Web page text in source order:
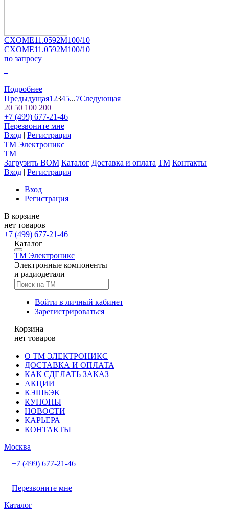
CXOME11.0592M100/10
CXOME11.0592M100/10
по запросу
Подробнее
Предыдущая1 2345...7Следующая
20 50 100 200
+7 (499) 677-21-46
Перезвоните мне
Вход | Регистрация
TM Электроникс
TM
Загрузить BOM Каталог Доставка и оплата TM Контакты
Вход | Регистрация
Вход
Регистрация
В корзине
нет товаров
+7 (499) 677-21-46
Каталог
TM Электроникс
Электронные компоненты
и радиодетали
Войти в личный кабинет
Зарегистрироваться
Корзина
нет товаров
О ТМ ЭЛЕКТРОНИКС
ДОСТАВКА И ОПЛАТА
КАК СДЕЛАТЬ ЗАКАЗ
АКЦИИ
КЭШБЭК
КУПОНЫ
НОВОСТИ
КАРЬЕРА
КОНТАКТЫ
Москва
+7 (499) 677-21-46
Перезвоните мне
Каталог